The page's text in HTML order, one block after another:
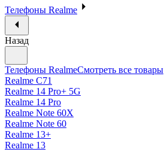
Телефоны Realme
Назад
Телефоны RealmeСмотреть все товары
Realme C71
Realme 14 Pro+ 5G
Realme 14 Pro
Realme Note 60X
Realme Note 60
Realme 13+
Realme 13